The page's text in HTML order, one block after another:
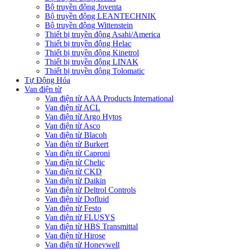
Bộ truyền động Joventa
Bộ truyền động LEANTECHNIK
Bộ truyền động Wittenstein
Thiết bị truyền động Asahi/America
Thiết bị truyền động Helac
Thiết bị truyền động Kinetrol
Thiết bị truyền động LINAK
Thiết bị truyền động Tolomatic
Tự Động Hóa
Van điện từ
Van điện từ AAA Products International
Van điện từ ACL
Van điện từ Argo Hytos
Van điện từ Asco
Van điện từ Blacoh
Van điện từ Burkert
Van điện từ Caproni
Van điện từ Chelic
Van điện từ CKD
Van điện từ Daikin
Van điện từ Deltrol Controls
Van điện từ Dofluid
Van điện từ Festo
Van điện từ FLUSYS
Van điện từ HBS Transmittal
Van điện từ Hirose
Van điện từ Honeywell